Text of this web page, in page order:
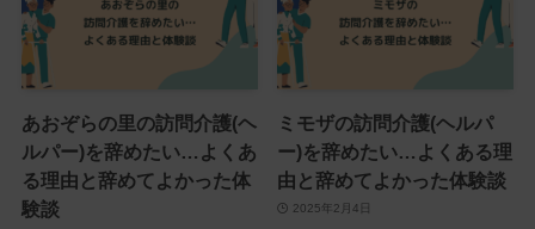
あおぞらの里の訪問介護(ヘ
ルパー)を辞めたい…よくあ
る理由と辞めてよかった体
験談
ミモザの訪問介護(ヘルパ
ー)を辞めたい…よくある理
由と辞めてよかった体験談
2025年2月4日